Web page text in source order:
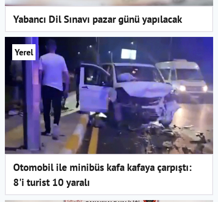
Yabancı Dil Sınavı pazar günü yapılacak
Yerel
Otomobil ile minibüs kafa kafaya çarpıştı:
8'i turist 10 yaralı